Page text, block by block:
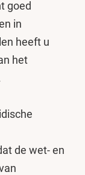
goed
in
heeft u
het
de wet- en